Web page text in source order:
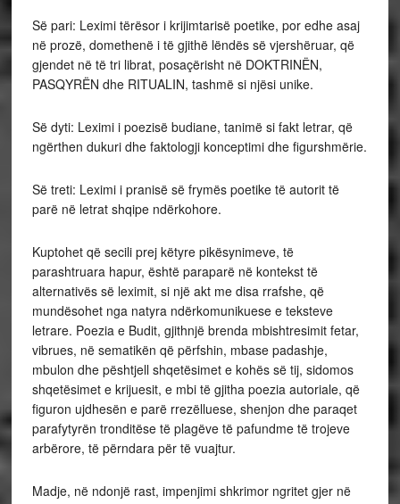
Së pari: Leximi tërësor i krijimtarisë poetike, por edhe asaj
në prozë, domethenë i të gjithë lëndës së vjershëruar, që
gjendet në të tri librat, posaçërisht në DOKTRINËN,
PASQYRËN dhe RITUALIN, tashmë si njësi unike.
Së dyti: Leximi i poezisë budiane, tanimë si fakt letrar, që
ngërthen dukuri dhe faktologji konceptimi dhe figurshmërie.
Së treti: Leximi i pranisë së frymës poetike të autorit të
parë në letrat shqipe ndërkohore.
Kuptohet që secili prej këtyre pikësynimeve, të
parashtruara hapur, është paraparë në kontekst të
alternativës së leximit, si një akt me disa rrafshe, që
mundësohet nga natyra ndërkomunikuese e teksteve
letrare. Poezia e Budit, gjithnjë brenda mbishtresimit fetar,
vibrues, në sematikën që përfshin, mbase padashje,
mbulon dhe pështjell shqetësimet e kohës së tij, sidomos
shqetësimet e krijuesit, e mbi të gjitha poezia autoriale, që
figuron ujdhesën e parë rrezëlluese, shenjon dhe paraqet
parafytyrën tronditëse të plagëve të pafundme të trojeve
arbërore, të përndara për të vuajtur.
Madje, në ndonjë rast, impenjimi shkrimor ngritet gjer në